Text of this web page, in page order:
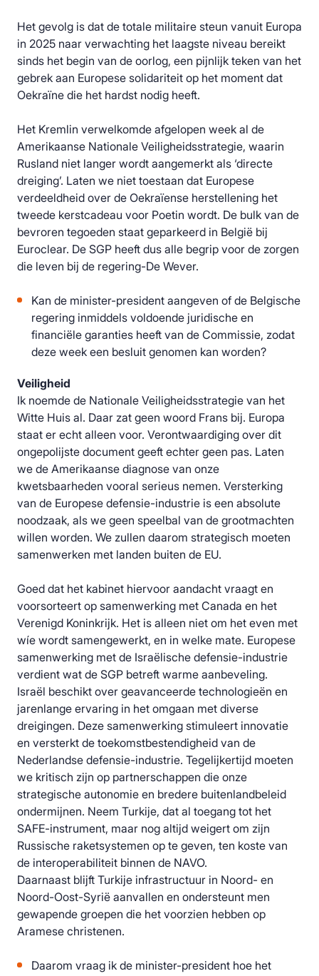
Het gevolg is dat de totale militaire steun vanuit Europa
in 2025 naar verwachting het laagste niveau bereikt
sinds het begin van de oorlog, een pijnlijk teken van het
gebrek aan Europese solidariteit op het moment dat
Oekraïne die het hardst nodig heeft.
Het Kremlin verwelkomde afgelopen week al de
Amerikaanse Nationale Veiligheidsstrategie, waarin
Rusland niet langer wordt aangemerkt als ‘directe
dreiging’. Laten we niet toestaan dat Europese
verdeeldheid over de Oekraïense herstellening het
tweede kerstcadeau voor Poetin wordt. De bulk van de
bevroren tegoeden staat geparkeerd in België bij
Euroclear. De SGP heeft dus alle begrip voor de zorgen
die leven bij de regering-De Wever.
Kan de minister-president aangeven of de Belgische
regering inmiddels voldoende juridische en
financiële garanties heeft van de Commissie, zodat
deze week een besluit genomen kan worden?
Veiligheid
Ik noemde de Nationale Veiligheidsstrategie van het
Witte Huis al. Daar zat geen woord Frans bij. Europa
staat er echt alleen voor. Verontwaardiging over dit
ongepolijste document geeft echter geen pas. Laten
we de Amerikaanse diagnose van onze
kwetsbaarheden vooral serieus nemen. Versterking
van de Europese defensie-industrie is een absolute
noodzaak, als we geen speelbal van de grootmachten
willen worden. We zullen daarom strategisch moeten
samenwerken met landen buiten de EU.
Goed dat het kabinet hiervoor aandacht vraagt en
voorsorteert op samenwerking met Canada en het
Verenigd Koninkrijk. Het is alleen niet om het even met
wíe wordt samengewerkt, en in welke mate. Europese
samenwerking met de Israëlische defensie-industrie
verdient wat de SGP betreft warme aanbeveling.
Israël beschikt over geavanceerde technologieën en
jarenlange ervaring in het omgaan met diverse
dreigingen. Deze samenwerking stimuleert innovatie
en versterkt de toekomstbestendigheid van de
Nederlandse defensie-industrie. Tegelijkertijd moeten
we kritisch zijn op partnerschappen die onze
strategische autonomie en bredere buitenlandbeleid
ondermijnen. Neem Turkije, dat al toegang tot het
SAFE-instrument, maar nog altijd weigert om zijn
Russische raketsystemen op te geven, ten koste van
de interoperabiliteit binnen de NAVO.
Daarnaast blijft Turkije infrastructuur in Noord- en
Noord-Oost-Syrië aanvallen en ondersteunt men
gewapende groepen die het voorzien hebben op
Aramese christenen.
Daarom vraag ik de minister-president hoe het